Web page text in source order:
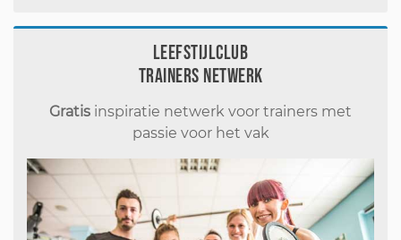
Leefstijlclub
Trainers Netwerk
Gratis inspiratie netwerk voor trainers met
passie voor het vak